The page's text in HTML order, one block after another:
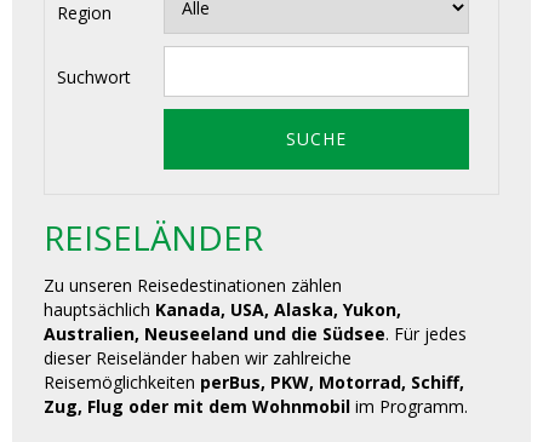
Region
Suchwort
REISELÄNDER
Zu unseren Reisedestinationen zählen
hauptsächlich Kanada, USA, Alaska, Yukon,
Australien, Neuseeland und die Südsee. Für jedes
dieser Reiseländer haben wir zahlreiche
Reisemöglichkeiten perBus, PKW, Motorrad, Schiff,
Zug, Flug oder mit dem Wohnmobil im Programm.